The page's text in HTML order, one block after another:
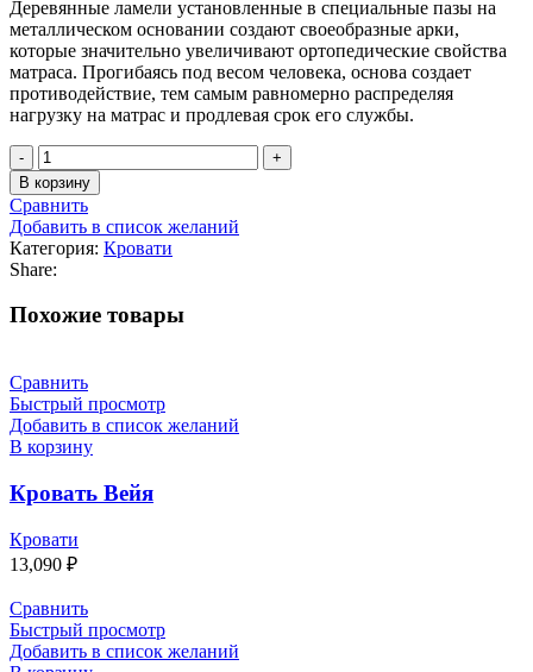
Деревянные ламели установленные в специальные пазы на
металлическом основании создают своеобразные арки,
которые значительно увеличивают ортопедические свойства
матраса. Прогибаясь под весом человека, основа создает
противодействие, тем самым равномерно распределяя
нагрузку на матрас и продлевая срок его службы.
В корзину
Сравнить
Добавить в список желаний
Категория: Кровати
Share:
Похожие товары
Сравнить
Быстрый просмотр
Добавить в список желаний
В корзину
Кровать Вейя
Кровати
13,090 ₽
Сравнить
Быстрый просмотр
Добавить в список желаний